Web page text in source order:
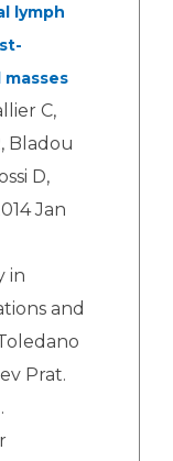
lymph
C,
Bladou
D,
Jan
in
and
Prat.